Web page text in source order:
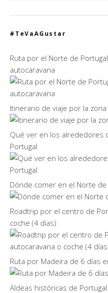
#TeVaAGustar
Ruta por el Norte de
autocaravana
Itinerario de viaje por la
Qué ver en los alrededores
Portugal
Dónde comer en el Norte de
Roadtrip por el centro de
coche (4 días)
Ruta por Madeira de 6 días
Aldeas históricas de